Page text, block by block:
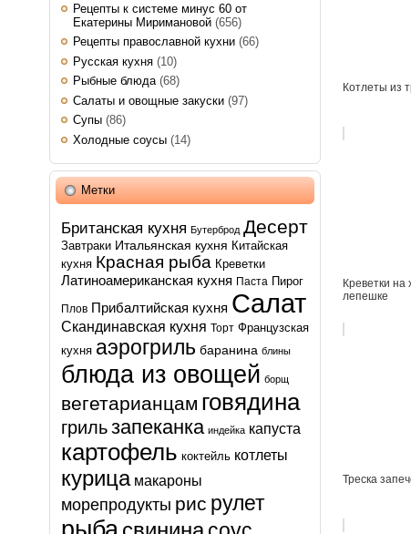
Рецепты к системе минус 60 от
Екатерины Миримановой (656)
Рецепты православной кухни (66)
Русская кухня (10)
Рыбные блюда(68)
Салаты и овощные закуски (97)
Супы (86)
Холодные соусы (14)
Метки
Британская кухня Бутерброд Десерт
Завтраки Итальянская кухня Китайская
кухня Красная рыба Креветки
Латиноамериканская кухня Паста Пирог
Плов Прибалтийская кухня Салат
Скандинавская кухня Торт Французская
кухня аэрогриль баранина блины
блюда из овощей борщ
вегетарианцам говядина
грильзапеканка индейка капуста
картофель коктейль котлеты
курица макароны
морепродукты рис рулет
Котлеты из
Креветки на
лепешке
Треска